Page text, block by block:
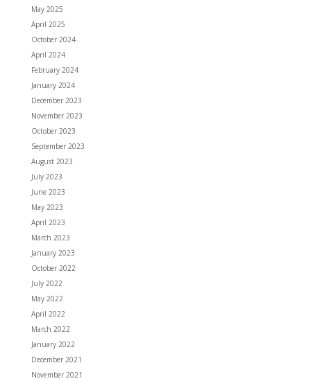
May 2025
April 2025
October 2024
April 2024
February 2024
January 2024
December 2023
November 2023
October 2023
September 2023
August 2023
July 2023
June 2023
May 2023
April 2023
March 2023
January 2023
October 2022
July 2022
May 2022
April 2022
March 2022
January 2022
December 2021
November 2021